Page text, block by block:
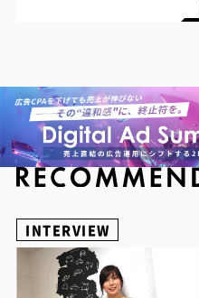
INTERVIEW